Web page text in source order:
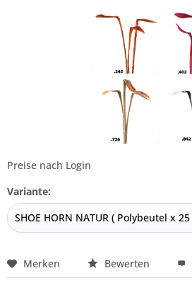
Preise nach Login
Variante:
Merken Bewerten